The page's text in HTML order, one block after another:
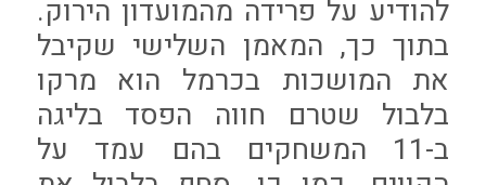
להודיע על פרידה מהמועדון הירוק.
בתוך כך, המאמן השלישי שקיבל
את המושכות בכרמל הוא מרקו
בלבול שטרם חווה הפסד בליגה
ב-11 המשחקים בהם עמד על